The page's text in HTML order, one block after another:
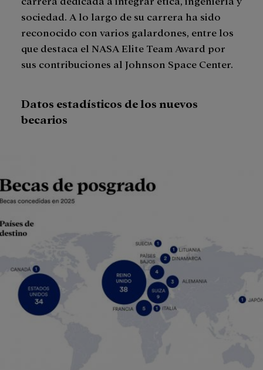
sociedad. A lo largo de su carrera ha sido
reconocido con varios galardones, entre los
que destaca el NASA Elite Team Award por
sus contribuciones al Johnson Space Center.
Datos estadísticos de los nuevos
becarios